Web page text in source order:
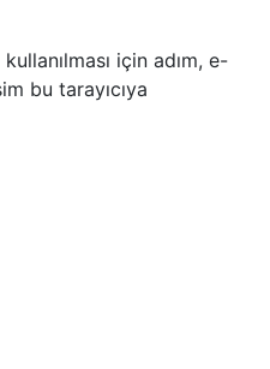
için adım, e-
bu tarayıcıya